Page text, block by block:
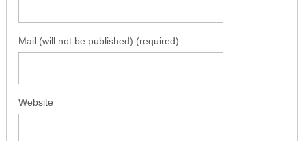
Mail (will not be published) (required)
Website